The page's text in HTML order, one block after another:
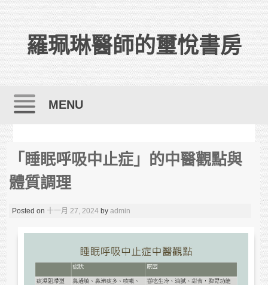
羅珮琳醫師的璽悅書房
MENU
「睡眠呼吸中止症」的中醫觀點與
體質調理
Posted on十一月 27, 2024 byadmin